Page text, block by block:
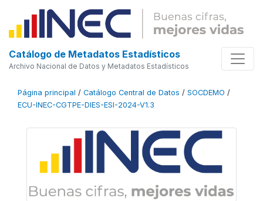
Catálogo de Metadatos Estadísticos
Archivo Nacional de Datos y Metadatos Estadísticos
Página principal / Catálogo Central de Datos / SOCDEMO /
ECU-INEC-CGTPE-DIES-ESI-2024-V1.3